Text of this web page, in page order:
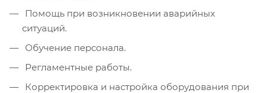
Помощь при возникновении аварийных
ситуаций.
Обучение персонала.
Регламентные работы.
Корректировка и настройка оборудования при